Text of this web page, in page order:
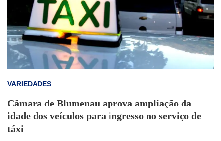
VARIEDADES
Câmara de Blumenau aprova ampliação da
idade dos veículos para ingresso no serviço de
táxi